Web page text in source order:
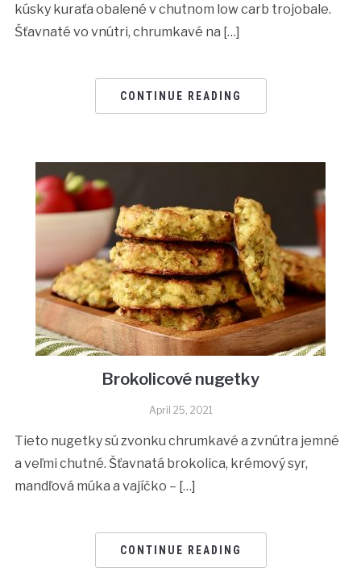
kúsky kuraťa obalené v chutnom low carb trojobale.
Šťavnaté vo vnútri, chrumkavé na […]
CONTINUE READING
Brokolicové nugetky
April 25, 2021
Tieto nugetky sú zvonku chrumkavé a zvnútra jemné
a veľmi chutné. Šťavnatá brokolica, krémový syr,
mandľová múka a vajíčko – […]
CONTINUE READING